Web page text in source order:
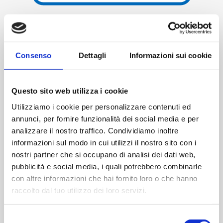
Consenso Dettagli Informazioni sui cookie
Questo sito web utilizza i cookie
Utilizziamo i cookie per personalizzare contenuti ed
annunci, per fornire funzionalità dei social media e per
analizzare il nostro traffico. Condividiamo inoltre
informazioni sul modo in cui utilizzi il nostro sito con i
nostri partner che si occupano di analisi dei dati web,
pubblicità e social media, i quali potrebbero combinarle
con altre informazioni che hai fornito loro o che hanno
raccolto dal tuo utilizzo dei loro servizi.
Skip to the beginning of the images gallery
Corso di formazione iniziale ADM-MBB per la guida in
Area di Manovra senza accesso autonomo (include
Aerodrome Safety), in presenza
Disponibilita':Disponibile
ACQUISTA